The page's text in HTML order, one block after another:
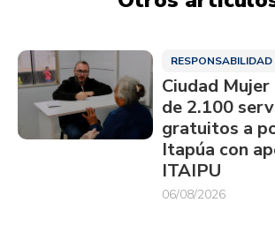
Ciudad
de 2.100
gratuitos a
Itapúa con
ITAIPU
06/08/2026